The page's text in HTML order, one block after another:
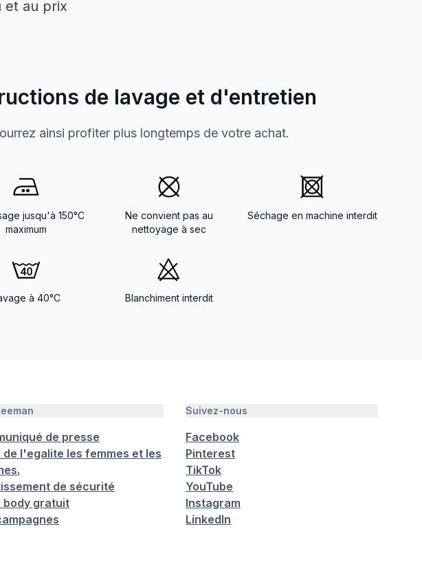
et au prix
de lavage et d'entretien
ainsi profiter plus longtemps de votre achat.
jusqu'à 150°C
maximum
Ne convient pas au
nettoyage à sec
Séchage en machine interdit
à 40°C Blanchiment interdit
de presse
de l'egalite les femmes et les
de sécurité
body gratuit
Suivez-nous
Facebook
Pinterest
TikTok
YouTube
Instagram
LinkedIn